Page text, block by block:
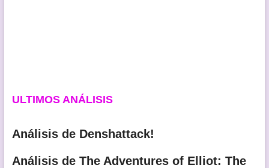
ULTIMOS ANÁLISIS
Análisis de Denshattack!
Análisis de The Adventures of Elliot: The